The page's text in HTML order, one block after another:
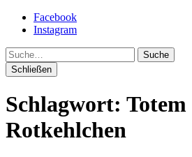
Facebook
Instagram
Suche
Schließen
Schlagwort: Totem
Rotkehlchen